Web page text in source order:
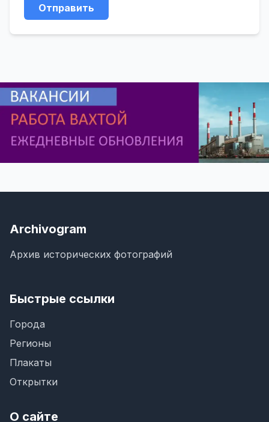
Отправить
Archivogram
Архив исторических фотографий
Быстрые ссылки
Города
Регионы
Плакаты
Открытки
О сайте